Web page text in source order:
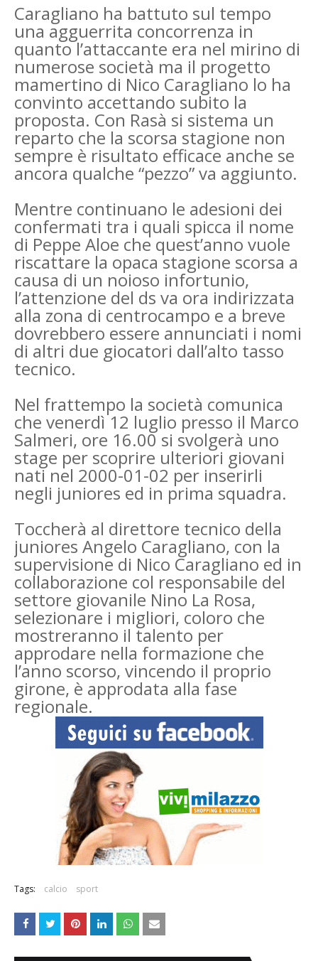
Caragliano ha battuto sul tempo
una agguerrita concorrenza in
quanto l’attaccante era nel mirino di
numerose società ma il progetto
mamertino di Nico Caragliano lo ha
convinto accettando subito la
proposta. Con Rasà si sistema un
reparto che la scorsa stagione non
sempre è risultato efficace anche se
ancora qualche “pezzo” va aggiunto.
Mentre continuano le adesioni dei
confermati tra i quali spicca il nome
di Peppe Aloe che quest’anno vuole
riscattare la opaca stagione scorsa a
causa di un noioso infortunio,
l’attenzione del ds va ora indirizzata
alla zona di centrocampo e a breve
dovrebbero essere annunciati i nomi
di altri due giocatori dall’alto tasso
tecnico.
Nel frattempo la società comunica
che venerdì 12 luglio presso il Marco
Salmeri, ore 16.00 si svolgerà uno
stage per scoprire ulteriori giovani
nati nel 2000-01-02 per inserirli
negli juniores ed in prima squadra.
Toccherà al direttore tecnico della
juniores Angelo Caragliano, con la
supervisione di Nico Caragliano ed in
collaborazione col responsabile del
settore giovanile Nino La Rosa,
selezionare i migliori, coloro che
mostreranno il talento per
approdare nella formazione che
l’anno scorso, vincendo il proprio
girone, è approdata alla fase
regionale.
Tags: calcio sport